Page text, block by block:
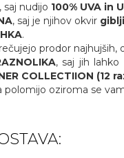
saj nudijo 100% UVA in
, saj je njihov okvir
.
prodor najhujših,
, saj jih
COLLECTIION (12
polomijo oziroma se